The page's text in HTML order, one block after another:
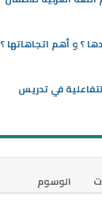
؟ و أهم اتجاهاتها ؟
في تدريس
الوسوم